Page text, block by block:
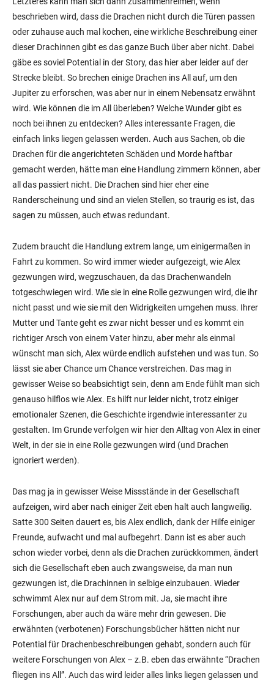
beschrieben wird, dass die Drachen nicht durch die Türen passen
oder zuhause auch mal kochen, eine wirkliche Beschreibung einer
dieser Drachinnen gibt es das ganze Buch über aber nicht. Dabei
gäbe es soviel Potential in der Story, das hier aber leider auf der
Strecke bleibt. So brechen einige Drachen ins All auf, um den
Jupiter zu erforschen, was aber nur in einem Nebensatz erwähnt
wird. Wie können die im All überleben? Welche Wunder gibt es
noch bei ihnen zu entdecken? Alles interessante Fragen, die
einfach links liegen gelassen werden. Auch aus Sachen, ob die
Drachen für die angerichteten Schäden und Morde haftbar
gemacht werden, hätte man eine Handlung zimmern können, aber
all das passiert nicht. Die Drachen sind hier eher eine
Randerscheinung und sind an vielen Stellen, so traurig es ist, das
sagen zu müssen, auch etwas redundant.
Zudem braucht die Handlung extrem lange, um einigermaßen in
Fahrt zu kommen. So wird immer wieder aufgezeigt, wie Alex
gezwungen wird, wegzuschauen, da das Drachenwandeln
totgeschwiegen wird. Wie sie in eine Rolle gezwungen wird, die ihr
nicht passt und wie sie mit den Widrigkeiten umgehen muss. Ihrer
Mutter und Tante geht es zwar nicht besser und es kommt ein
richtiger Arsch von einem Vater hinzu, aber mehr als einmal
wünscht man sich, Alex würde endlich aufstehen und was tun. So
lässt sie aber Chance um Chance verstreichen. Das mag in
gewisser Weise so beabsichtigt sein, denn am Ende fühlt man sich
genauso hilflos wie Alex. Es hilft nur leider nicht, trotz einiger
emotionaler Szenen, die Geschichte irgendwie interessanter zu
gestalten. Im Grunde verfolgen wir hier den Alltag von Alex in einer
Welt, in der sie in eine Rolle gezwungen wird (und Drachen
ignoriert werden).
Das mag ja in gewisser Weise Missstände in der Gesellschaft
aufzeigen, wird aber nach einiger Zeit eben halt auch langweilig.
Satte 300 Seiten dauert es, bis Alex endlich, dank der Hilfe einiger
Freunde, aufwacht und mal aufbegehrt. Dann ist es aber auch
schon wieder vorbei, denn als die Drachen zurückkommen, ändert
sich die Gesellschaft eben auch zwangsweise, da man nun
gezwungen ist, die Drachinnen in selbige einzubauen. Wieder
schwimmt Alex nur auf dem Strom mit. Ja, sie macht ihre
Forschungen, aber auch da wäre mehr drin gewesen. Die
erwähnten (verbotenen) Forschungsbücher hätten nicht nur
Potential für Drachenbeschreibungen gehabt, sondern auch für
weitere Forschungen von Alex – z.B. eben das erwähnte “Drachen
fliegen ins All”. Auch das wird leider alles links liegen gelassen und